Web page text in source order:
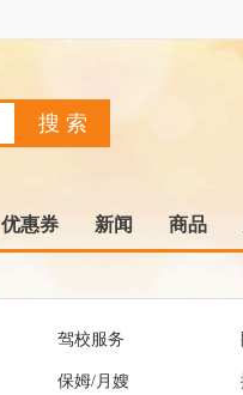
优惠券 新闻 商品
驾校服务
保姆/月嫂